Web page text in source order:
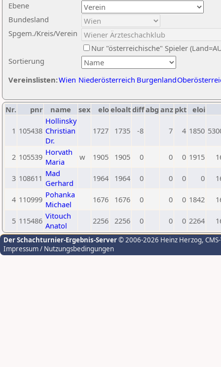
Ebene
Sortierung
Bundesland
Spgem./Kreis/Verein
Nur "österreichische" Spieler
Vereinslisten:Wien Niederösterreich Burgenland
Nr. pnr name sex eloeloaltdiffabg anz pkt eloi
1 105438
Hollinsky
Christian
Dr.
1727 1735 -8 7 4 1850
2 105539 Horvath
Maria
w 1905 1905 0 0 0 1915
3 108611 Mad
Gerhard
1964 1964 0 0 0 0
4 110999 Pohanka
Michael
1676 1676 0 0 0 1842
5 115486 Vitouch
Anatol
2256 2256 0 0 0 2264
Der Schachturnier-Ergebnis-Server© 2006-2026 Heinz Herzog,
Impressum / Nutzungsbedingungen